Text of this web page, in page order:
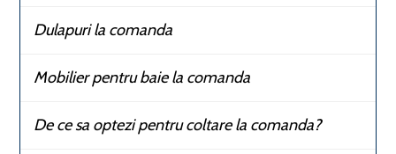
Dulapuri la comanda
Mobilier pentru baie la comanda
De ce sa optezi pentru coltare la comanda?